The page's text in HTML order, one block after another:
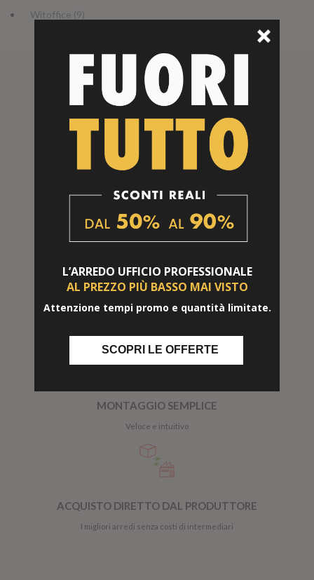
Witoffice (9)
PERCHÉ
ACQUISTARE
ONLINE
CONSEGNA RAPIDA
MONTAGGIO SEMPLICE
Veloce e intuitivo
ACQUISTO DIRETTO DAL PRODUTTORE
I migliori arredi senza costi di intermediari
L’ARREDO UFFICIO PROFESSIONALE
AL PREZZO PIÙ BASSO MAI VISTO
Attenzione tempi promo e quantità limitate.
SCOPRI LE OFFERTE